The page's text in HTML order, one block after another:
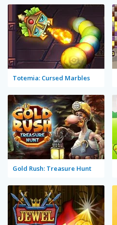
Totemia: Cursed Marbles
Gold Rush: Treasure Hunt